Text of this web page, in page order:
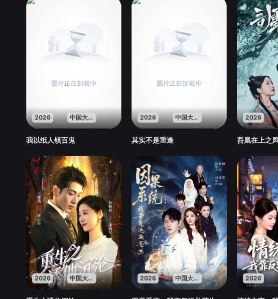
2026 中国大陆
我以纸人镇百鬼
2026 中国大陆
其实不是重逢
2026
吾凰在上之
2026 中国大陆 2026 中国大陆 2026